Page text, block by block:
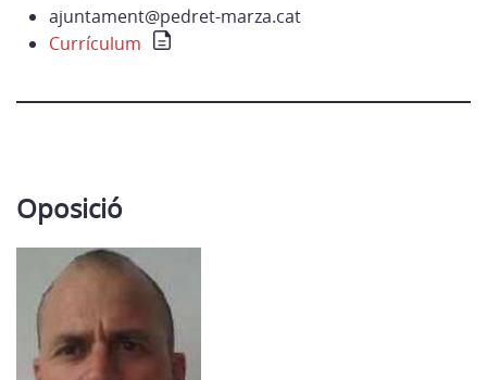
ajuntament@pedret-marza.cat
Currículum
Oposició